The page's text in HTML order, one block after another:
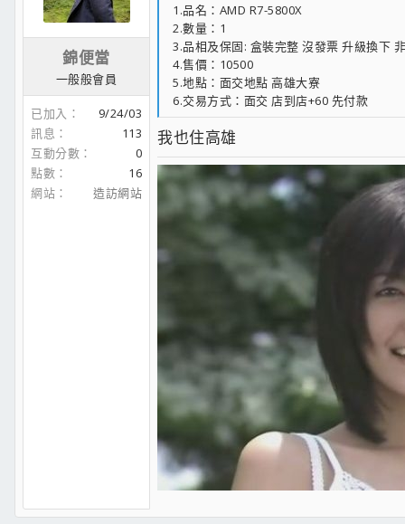
錦便當
一般般會員
已加入
9/24/03
訊息
113
互動分數
0
點數
16
網站
造訪網站
1.品名：AMD R7-5800X
2.數量：1
3.品相及保固: 盒裝完整 沒發票 升級換下
4.售價：10500
5.地點：面交地點 高雄大寮
6.交易方式：面交 店到店+60 先付款
我也住高雄